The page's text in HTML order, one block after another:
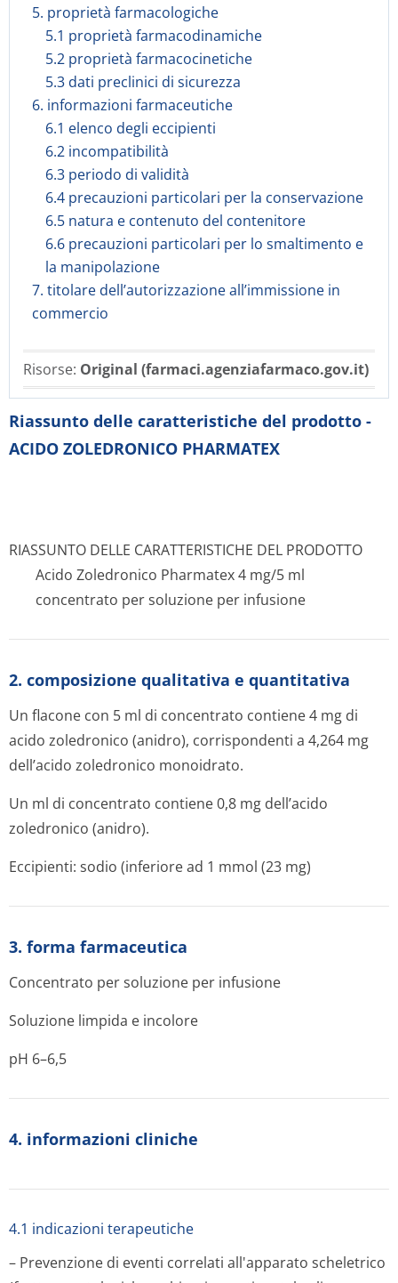
5. proprietà farmacologiche
5.1 proprietà farmacodinamiche
5.2 proprietà farmacocinetiche
5.3 dati preclinici di sicurezza
6. informazioni farmaceutiche
6.1 elenco degli eccipienti
6.2 incompatibilità
6.3 periodo di validità
6.4 precauzioni particolari per la conservazione
6.5 natura e contenuto del contenitore
6.6 precauzioni particolari per lo smaltimento e
la manipolazione
7. titolare dell’autorizzazione all’immissione in
commercio
Risorse: Original (farmaci.agenziafarmaco.gov.it)
Riassunto delle caratteristiche del prodotto -
ACIDO ZOLEDRONICO PHARMATEX
RIASSUNTO DELLE CARATTERISTICHE DEL PRODOTTO
Acido Zoledronico Pharmatex 4 mg/5 ml
concentrato per soluzione per infusione
2. composizione qualitativa e quantitativa
Un flacone con 5 ml di concentrato contiene 4 mg di
acido zoledronico (anidro), corrispondenti a 4,264 mg
dell’acido zoledronico monoidrato.
Un ml di concentrato contiene 0,8 mg dell’acido
zoledronico (anidro).
Eccipienti: sodio (inferiore ad 1 mmol (23 mg)
3. forma farmaceutica
Concentrato per soluzione per infusione
Soluzione limpida e incolore
pH 6–6,5
4. informazioni cliniche
4.1 indicazioni terapeutiche
– Prevenzione di eventi correlati all'apparato scheletrico